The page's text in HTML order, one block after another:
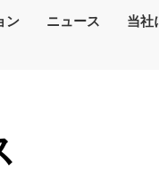
ン ニュース
当社